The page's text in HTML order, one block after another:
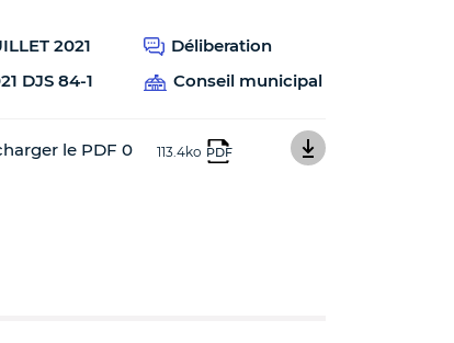
2021
Déliberation
DJS 84-1
Conseil municipal
le PDF 0 113.4ko PDF